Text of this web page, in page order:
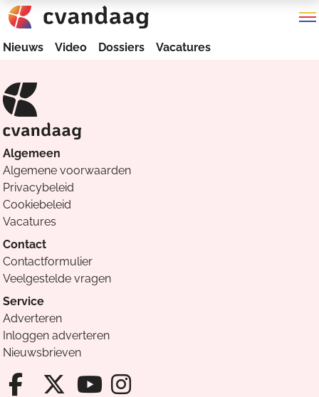
Nieuws Video Dossiers Vacatures
Algemeen
Algemene voorwaarden
Privacybeleid
Cookiebeleid
Vacatures
Contact
Contactformulier
Veelgestelde vragen
Service
Adverteren
Inloggen adverteren
Nieuwsbrieven
Facebook van Cvandaag
X van Cvandaag
Instagram van